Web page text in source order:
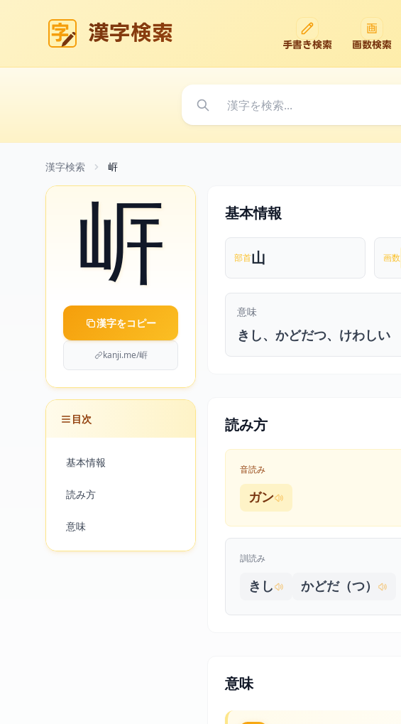
漢字検索 手書き検索 画数検索
漢字検索 㟁
㟁
漢字をコピー
kanji.me/㟁
目次
基本情報
読み方
意味
基本情報
部首山 画数
意味
きし、かどだつ、けわしい
読み方
音読み
ガン
訓読み
きし かどだ（つ）
意味